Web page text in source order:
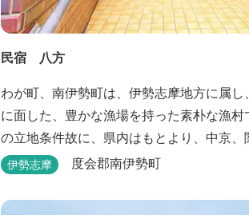
民宿 八方
わが町、南伊勢町は、伊勢志摩地方に属し
に面した、豊かな漁場を持った素朴な漁村
の立地条件故に、県内はもとより、中京、
より船釣り、筏釣りなど、釣法はもちろん
わずたくさんの釣り客が訪れます。 南伊
伊勢志摩 度会郡南伊勢町